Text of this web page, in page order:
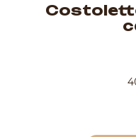
con